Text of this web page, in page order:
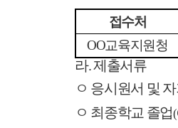
접수처
OO교육지원청
라. 제출서류
ㅇ 응시원서 및
ㅇ 최종학교 졸업